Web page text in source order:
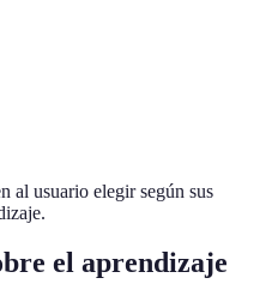
al usuario elegir según sus
el aprendizaje